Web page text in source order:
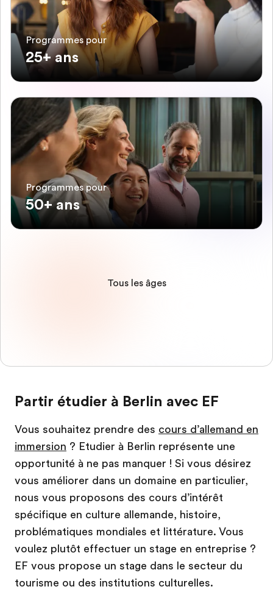
Programmes pour
25+ ans
Programmes pour
50+ ans
Tous les âges
Partir étudier à Berlin avec EF
Vous souhaitez prendre des cours d’allemand en
immersion ? Etudier à Berlin représente une
opportunité à ne pas manquer ! Si vous désirez
vous améliorer dans un domaine en particulier,
nous vous proposons des cours d’intérêt
spécifique en culture allemande, histoire,
problématiques mondiales et littérature. Vous
voulez plutôt effectuer un stage en entreprise ?
EF vous propose un stage dans le secteur du
tourisme ou des institutions culturelles.